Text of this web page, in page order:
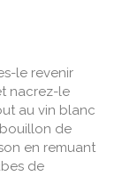
le revenir
nacrez-le
au vin blanc
de
en remuant
de